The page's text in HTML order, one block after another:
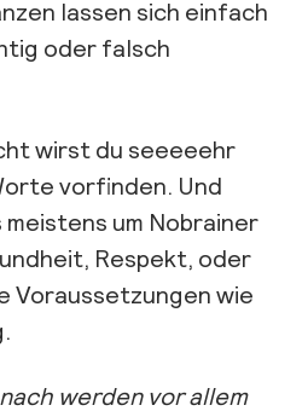
lassen sich einfach
oder falsch
wirst du seeeeehr
vorfinden. Und
um Nobrainer
Respekt, oder
Voraussetzungen wie
werden vor allem